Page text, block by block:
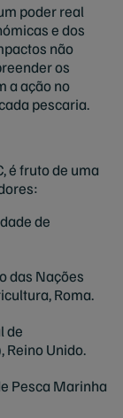
poder real
e dos
não
os
a ação no
pescaria.
é fruto de uma
de
das Nações
Roma.
de
Reino Unido.
Pesca Marinha